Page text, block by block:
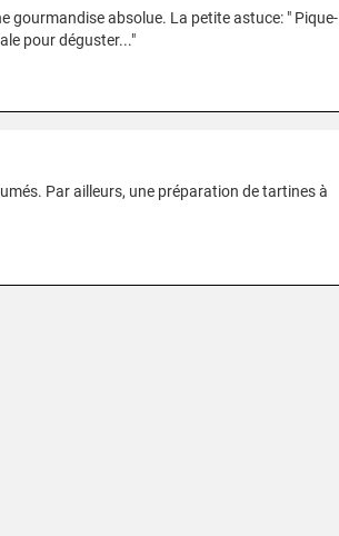
gourmandise absolue. La petite astuce: " Pique-
pour déguster..."
Par ailleurs, une préparation de tartines à